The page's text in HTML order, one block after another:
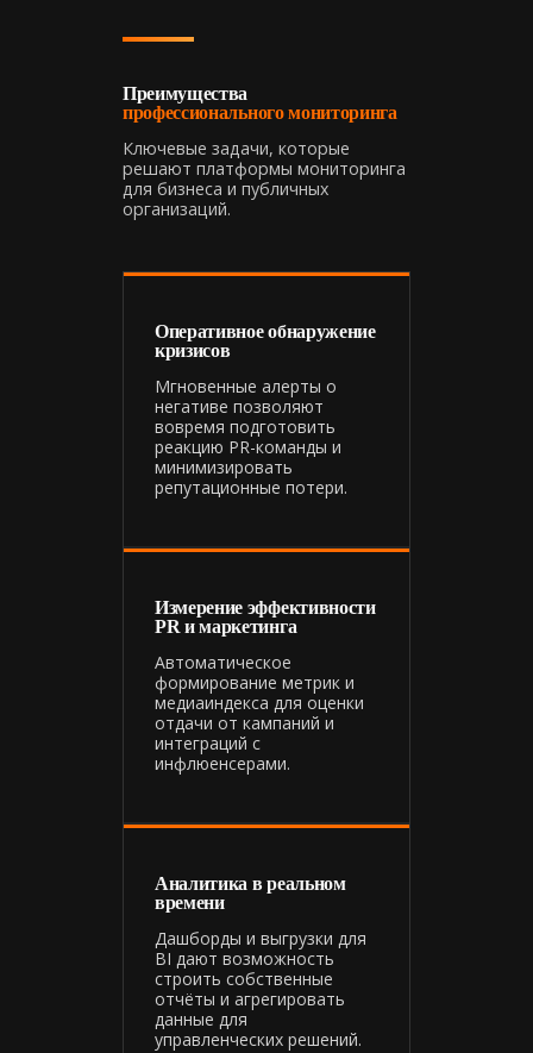
Преимущества
профессионального мониторинга
Ключевые задачи, которые
решают платформы мониторинга
для бизнеса и публичных
организаций.
Оперативное обнаружение
кризисов
Мгновенные алерты о
негативе позволяют
вовремя подготовить
реакцию PR-команды и
минимизировать
репутационные потери.
Измерение эффективности
PR и маркетинга
Автоматическое
формирование метрик и
медиаиндекса для оценки
отдачи от кампаний и
интеграций с
инфлюенсерами.
Аналитика в реальном
времени
Дашборды и выгрузки для
BI дают возможность
строить собственные
отчёты и агрегировать
данные для
управленческих решений.